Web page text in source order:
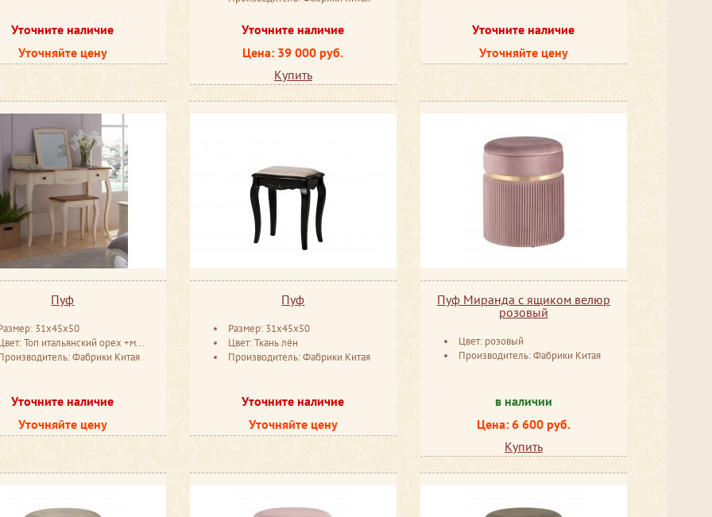
Уточните наличие
Уточняйте цену
Уточните наличие
Цена: 39 000 руб.
Купить
Уточните наличие
Уточняйте цену
Пуф
31x45x50
Топ итальянский орех +молочный с эффектом старения
Фабрики Китая
Уточните наличие
Уточняйте цену
Пуф
Размер: 31x45x50
Цвет: Ткань лён
Производитель: Фабрики Китая
Уточните наличие
Уточняйте цену
Пуф Миранда с ящиком велюр
розовый
Цвет: розовый
Производитель: Фабрики Китая
в наличии
Цена: 6 600 руб.
Купить